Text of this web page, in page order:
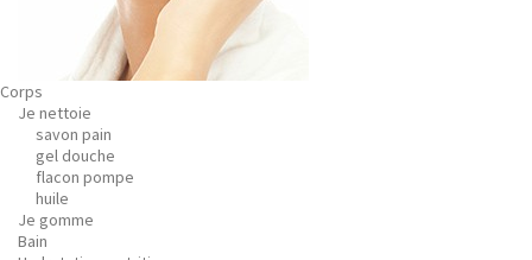
Corps
Je nettoie
savon pain
gel douche
flacon pompe
huile
Je gomme
Bain